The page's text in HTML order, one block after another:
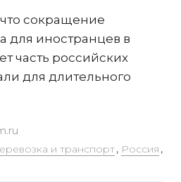
что сокращение
для иностранцев в
часть российских
для длительного
и транспорт, Россия ,